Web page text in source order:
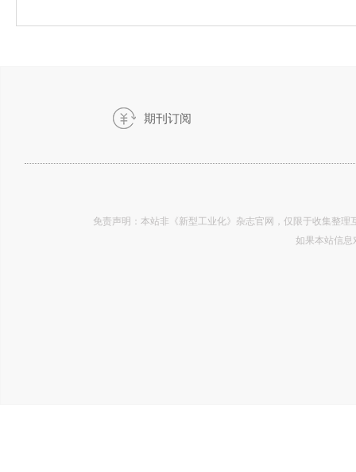
期刊订阅
免责声明：本站非《新型工业化》杂志官网，仅限于收集整
如果本站信息